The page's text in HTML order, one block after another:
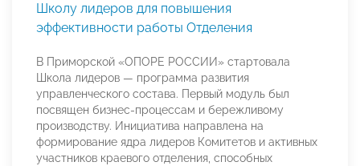
Школу лидеров для повышения
эффективности работы Отделения
В Приморской «ОПОРЕ РОССИИ» стартовала
Школа лидеров — программа развития
управленческого состава. Первый модуль был
посвящен бизнес-процессам и бережливому
производству. Инициатива направлена на
формирование ядра лидеров Комитетов и активных
участников краевого отделения, способных